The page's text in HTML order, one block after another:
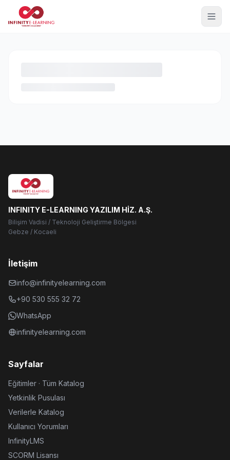
INFINITY E-LEARNING YAZILIM HİZ. A.Ş.
Bilişim Vadisi / Teknoloji Geliştirme Bölgesi
Gebze / Kocaeli
İletişim
info@infinityelearning.com
+90 530 555 32 72
WhatsApp
infinityelearning.com
Sayfalar
Eğitimler · Tüm Katalog
Yetkinlik Pusulası
Verilerle Katalog
Kullanıcı Yorumları
InfinityLMS
SCORM Lisansı